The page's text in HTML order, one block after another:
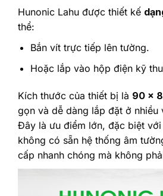
Hunonic Lahu được thiết kế
thể:
Bắn vít trực tiếp lên tường.
Hoặc lắp vào hộp điện kỹ
Kích thước của thiết bị là 90 x
gọn và dễ dàng lắp đặt ở nhiều
Đây là ưu điểm lớn, đặc biệt
không có sẵn hệ thống âm
cấp nhanh chóng mà không